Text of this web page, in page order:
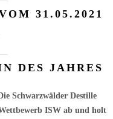
31.05.2021
DES JAHRES
Schwarzwälder Destille
ISW ab und holt